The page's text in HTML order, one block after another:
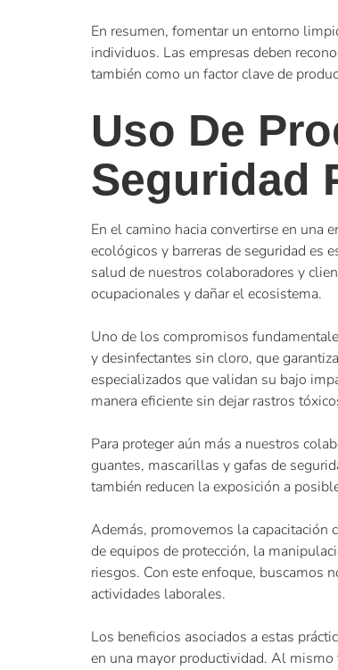
En resumen, fomentar un entorno
individuos. Las empresas deben
también como un factor clave de
Uso De
Seguridad
En el camino hacia convertirse en una
ecológicos y barreras de seguridad es
salud de nuestros colaboradores y
ocupacionales y dañar el ecosistema.
Uno de los compromisos
y desinfectantes sin cloro, que
especializados que validan su bajo
manera eficiente sin dejar rastros
Para proteger aún más a nuestros
guantes, mascarillas y gafas de
también reducen la exposición a
Además, promovemos la capacitación
de equipos de protección, la
riesgos. Con este enfoque, buscamos
actividades laborales.
Los beneficios asociados a estas
en una mayor productividad. Al mismo